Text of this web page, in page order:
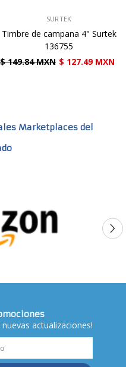
SURTEK
Timbre de campana 4" Surtek
136755
$ 149.84 MXN $ 127.49 MXN
Marketplaces del
actualizaciones!